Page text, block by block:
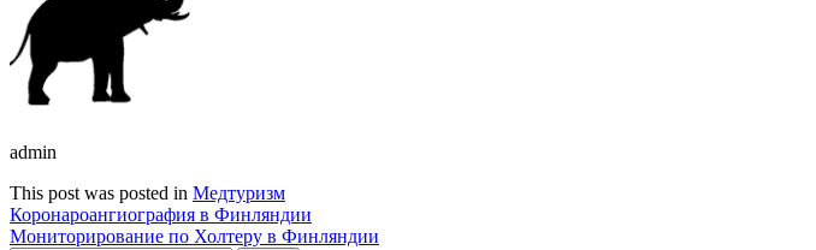
admin
This post was posted in Медтуризм
Навигация
Коронароангиография в Финляндии
Мониторирование по Холтеру в Финляндии